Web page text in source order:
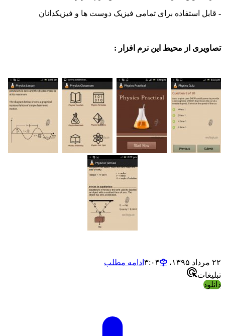
استفاده برای تمامی فیزیک دوست ها و فیزیکدانان
از محیط این نرم افزار :
ادامه مطلب